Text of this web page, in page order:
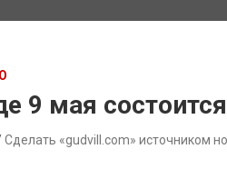
9 мая
Сделать «gudvill.com» источником